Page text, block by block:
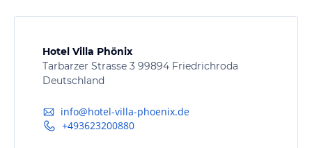
Hotel Villa Phönix
Tarbarzer Strasse 3 99894 Friedrichroda
Deutschland
info@hotel-villa-phoenix.de
+493623200880‎